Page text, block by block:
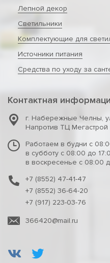
Лепной декор
Светильники
Комплектующие для
Источники питания
Средства по уходу за
Контактная
г. Набережные Челны,
Напротив ТЦ Мегастрой
Работаем в будни с
в субботу с 08:00 до
в воскресенье с 08:00
+7 (8552) 47-41-47
+7 (8552) 36-64-20
+7 (917) 223-03-76
366420@mail.ru